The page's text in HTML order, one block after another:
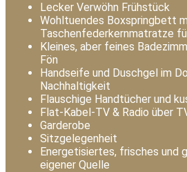
Lecker Verwöhn Frühstück
Wohltuendes Boxspringbett
Taschenfederkernmatratze
Kleines, aber feines
Fön
Handseife und Duschgel im
Nachhaltigkeit
Flauschige Handtücher und
Flat-Kabel-TV & Radio über
Garderobe
Sitzgelegenheit
Energetisiertes, frisches und
eigener Quelle